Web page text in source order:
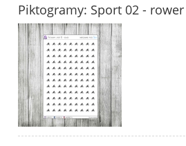
Piktogramy: Sport 02 - rower